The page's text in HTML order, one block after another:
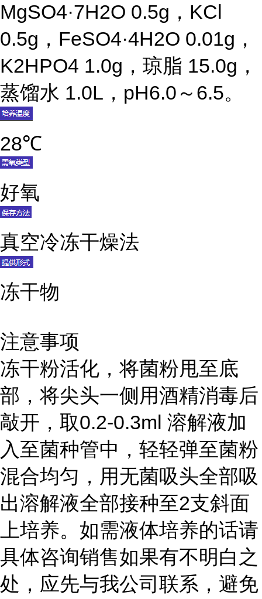
MgSO4·7H2O 0.5g，KCl
0.5g，FeSO4·4H2O 0.01g，
K2HPO4 1.0g，琼脂 15.0g，
蒸馏水 1.0L，pH6.0～6.5。
28℃
好氧
真空冷冻干燥法
冻干物
注意事项
冻干粉活化，将菌粉甩至底
部，将尖头一侧用酒精消毒后
敲开，取0.2-0.3ml 溶解液加
入至菌种管中，轻轻弹至菌粉
混合均匀，用无菌吸头全部吸
出溶解液全部接种至2支斜面
上培养。如需液体培养的话请
具体咨询销售如果有不明白之
处，应先与我公司联系，避免